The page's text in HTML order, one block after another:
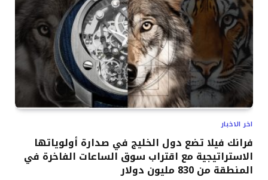
اخر الاخبار
فرانك فيلا تضع دول الخليج في صدارة أولوياتها
الاستراتيجية مع اقتراب سوق الساعات الفاخرة في
المنطقة من 830 مليون دولار